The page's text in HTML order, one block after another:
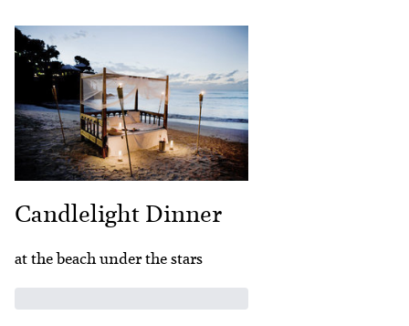
Candlelight Dinner
at the beach under the stars